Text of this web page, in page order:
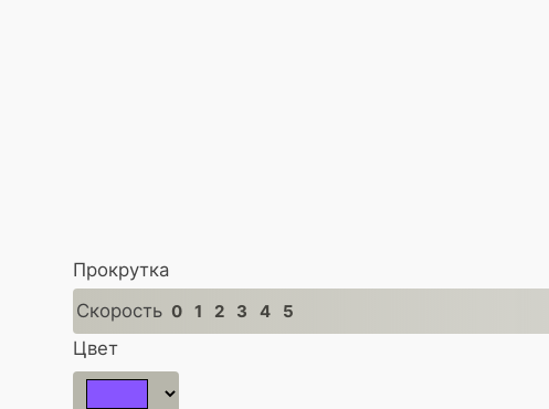
Прокрутка
Скорость 0 1 2 3 4 5
Цвет